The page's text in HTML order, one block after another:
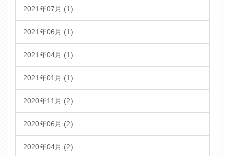
2021年07月 (1)
2021年06月 (1)
2021年04月 (1)
2021年01月 (1)
2020年11月 (2)
2020年06月 (2)
2020年04月 (2)